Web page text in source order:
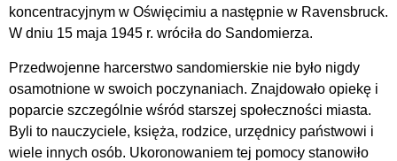
koncentracyjnym w Oświęcimiu a następnie w Ravensbruck.
W dniu 15 maja 1945 r. wróciła do Sandomierza.
Przedwojenne harcerstwo sandomierskie nie było nigdy
osamotnione w swoich poczynaniach. Znajdowało opiekę i
poparcie szczególnie wśród starszej społeczności miasta.
Byli to nauczyciele, księża, rodzice, urzędnicy państwowi i
wiele innych osób. Ukoronowaniem tej pomocy stanowiło